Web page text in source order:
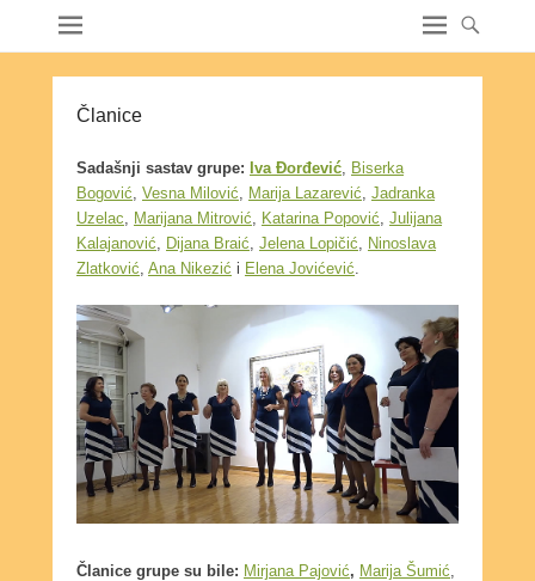
Članice
Sadašnji sastav grupe: Iva Đorđević, Biserka
Bogović, Vesna Milović, Marija Lazarević, Jadranka
Uzelac, Marijana Mitrović, Katarina Popović, Julijana
Kalajanović, Dijana Braić, Jelena Lopičić, Ninoslava
Zlatković, Ana Nikezić i Elena Jovićević.
Članice grupe su bile: Mirjana Pajović, Marija Šumić